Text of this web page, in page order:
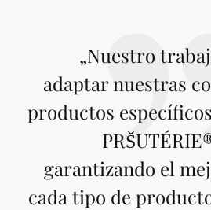
„Nuestro
adaptar nuestras
productos
garantizando el
cada tipo de